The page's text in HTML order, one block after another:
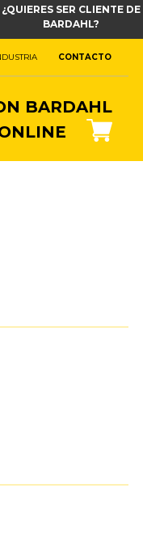
¿QUIERES SER CLIENTE DE
BARDAHL?
CONTACTO
BARDAHL